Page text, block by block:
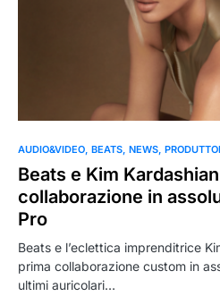
0
AUDIO&VIDEO BEATS NEWS
Beats e Kim
collaborazione in
Pro
Beats e l’eclettica imprenditrice
prima collaborazione custom in
ultimi auricolari…